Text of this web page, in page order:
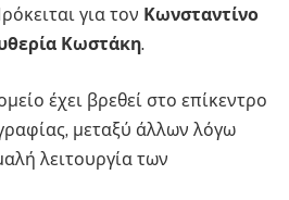
για τον Κωνσταντίνο
Κωστάκη.
έχει βρεθεί στο επίκεντρο
μεταξύ άλλων λόγω
λειτουργία των